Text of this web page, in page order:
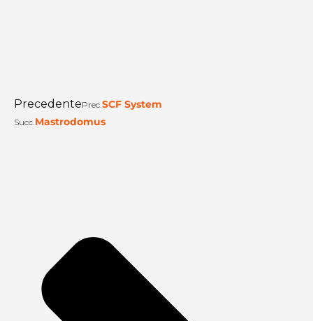
PrecedentePrec.SCF System
Succ.Mastrodomus